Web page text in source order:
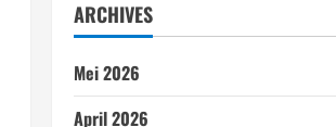
ARCHIVES
Mei 2026
April 2026